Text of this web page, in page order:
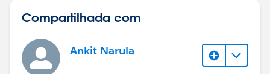
Compartilhada com
Ankit Narula